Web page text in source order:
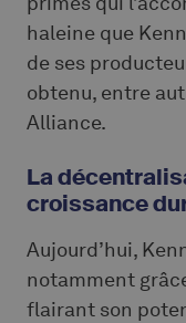
haleine que
de ses
obtenu, entre
Alliance.
La
croissance
Aujourd’hui,
notamment
flairant son